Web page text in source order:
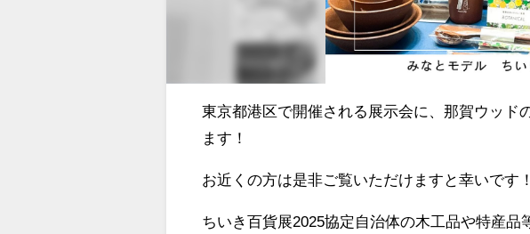
東京都港区で開催される展示会に、那賀ウッド
ます！
お近くの方は是非ご覧いただけますと幸いです！
ちいき百貨展2025協定自治体の木工品や特産